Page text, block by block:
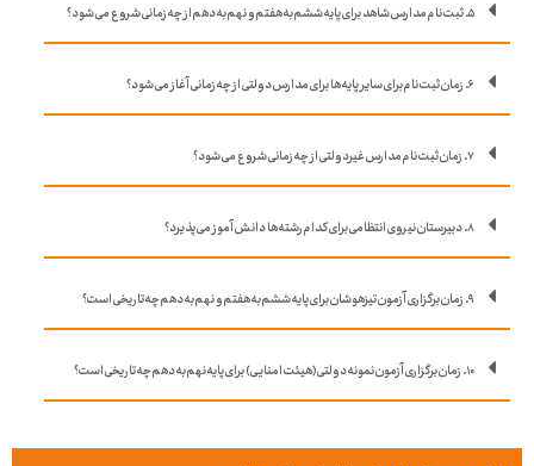
۵. ثبت نام مدارس شاهد برای پایه ششم به هفتم و نهم به دهم از چه زمانی شروع می شود؟
۶. زمان ثبت نام برای سایر پایه ها برای مدارس دولتی از چه زمانی آغاز می شود؟
۷. زمان ثبت نام مدارس غیردولتی از چه زمانی شروع می شود؟
۸. دبیرستان نیروی انتظامی برای کدام رشته ها دانش آموز می پذیرد؟
۹. زمان برگزاری آزمون تیزهوشان برای پایه ششم به هفتم و نهم به دهم چه تاریخی است؟
۱۰. زمان برگزاری آزمون نمونه دولتی (هیئت امنایی) برای پایه نهم به دهم چه تاریخی است؟